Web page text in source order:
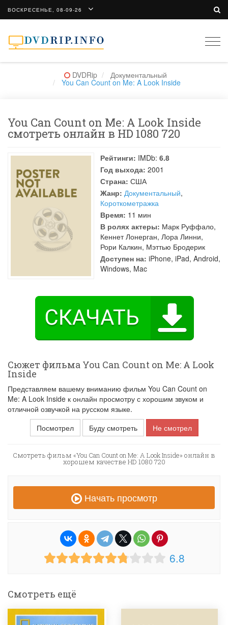
ВОСКРЕСЕНЬЕ, 08-09-26
DVDRip Документальный
You Can Count on Me: A Look Inside
You Can Count on Me: A Look Inside
смотреть онлайн в HD 1080 720
Рейтинги: IMDb: 6.8
Год выхода: 2001
Страна: США
Жанр: Документальный,
Короткометражка
Время: 11 мин
В ролях актеры: Марк Руффало,
Кеннет Лонерган, Лора Линни,
Рори Калкин, Мэттью Бродерик
Доступен на: iPhone, iPad, Android,
Windows, Mac
Сюжет фильма You Can Count on Me: A Look
Inside
Представляем вашему вниманию фильм You Can Count on
Me: A Look Inside к онлайн просмотру с хорошим звуком и
отличной озвучкой на русском языке.
Посмотрел
Буду смотреть Не смотрел
Смотреть фильм «You Can Count on Me: A Look Inside» онлайн в
хорошем качестве HD 1080 720
Начать просмотр
6.8
Смотреть ещё